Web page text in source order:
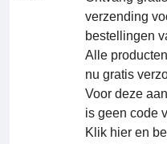
verzending
bestellingen
Alle
nu gratis
Voor deze
is geen code
Klik hier en